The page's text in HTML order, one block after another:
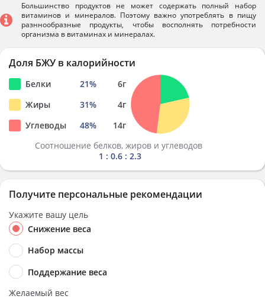
Большинство продуктов не может содержать полный набор
витаминов и минералов. Поэтому важно употреблять в пищу
разннообразные продукты, чтобы восполнять потребности
организма в витаминах и минералах.
Доля БЖУ в калорийности
Белки 21% 6г
Жиры
31% 4г
Углеводы
48% 14г
Соотношение белков, жиров и углеводов
1 : 0.6 : 2.3
Получите персональные рекомендации
Укажите вашу цель
Снижение веса
Набор массы
Поддержание веса
Желаемый вес